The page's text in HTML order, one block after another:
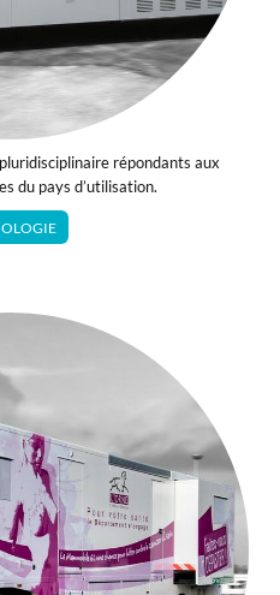
répondants aux
du pays d’utilisation.